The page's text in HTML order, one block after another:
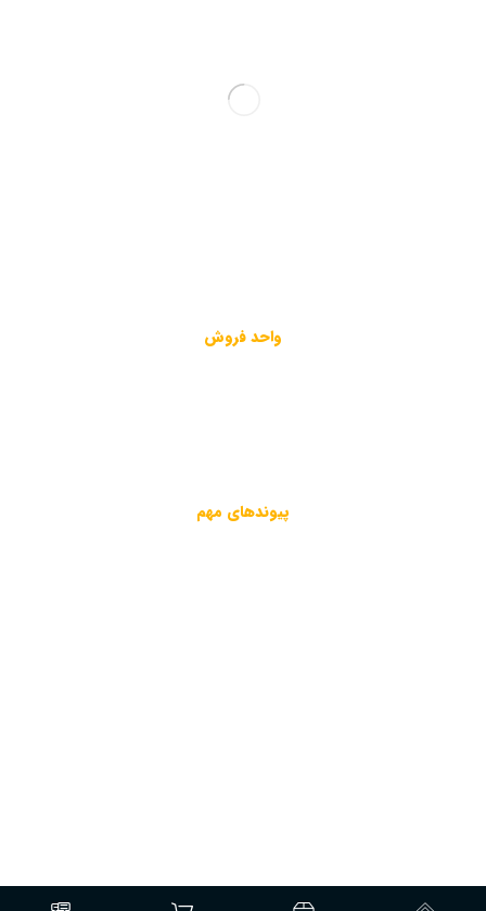
واحد فروش
پیوندهای مهم